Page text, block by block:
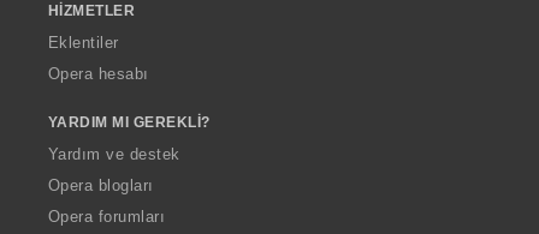
HIZMETLER
Eklentiler
Opera hesabı
YARDIM MI GEREKLI?
Yardım ve destek
Opera blogları
Opera forumları